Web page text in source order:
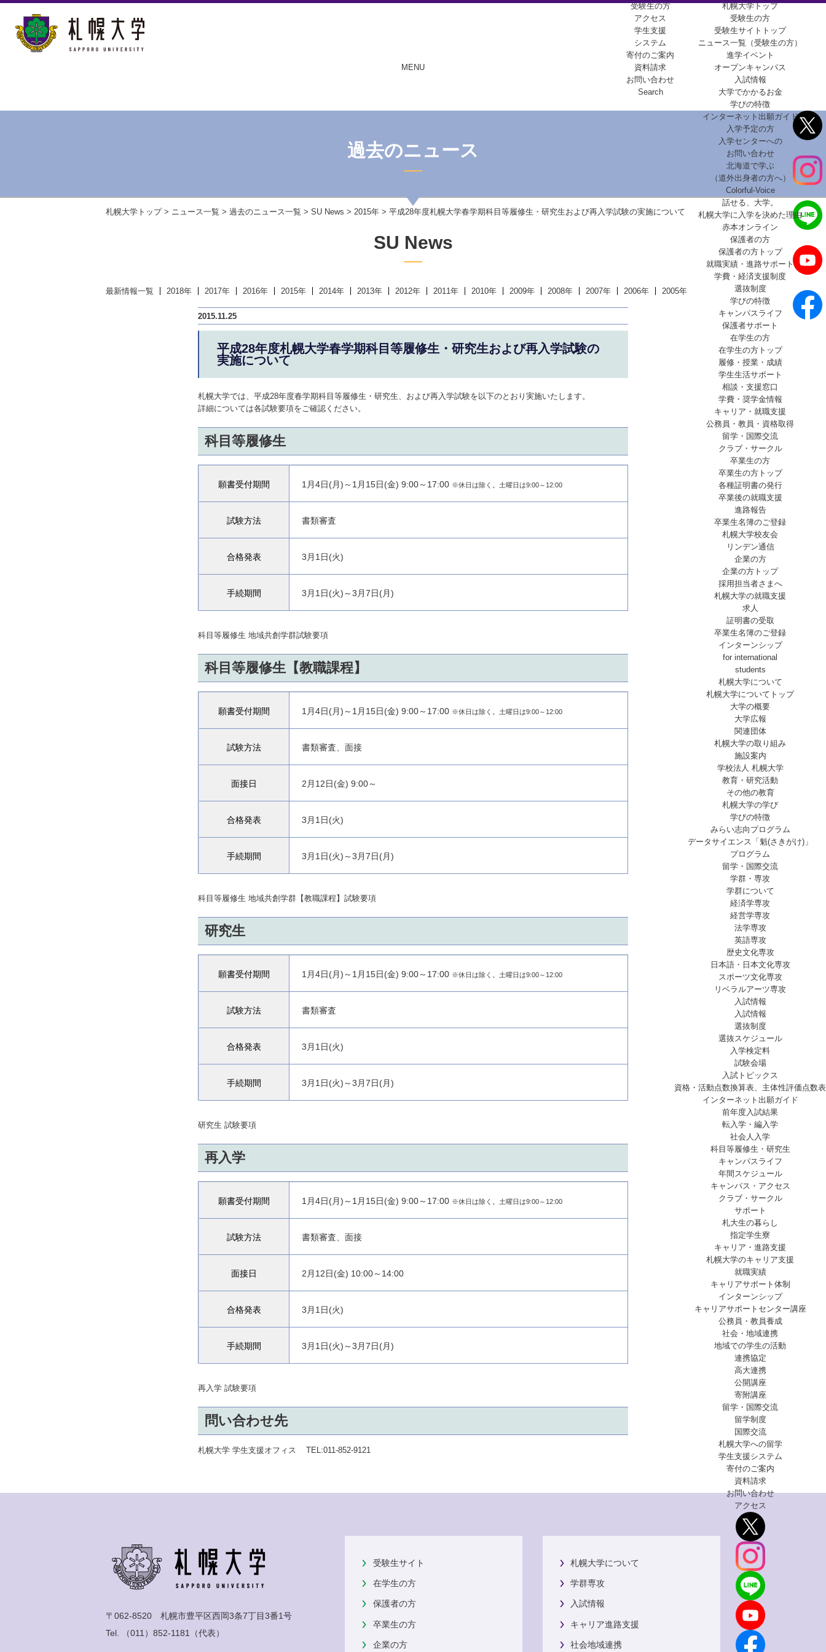
MENU
受験生の方
アクセス
学生支援
システム
寄付のご案内
資料請求
お問い合わせ
Search
札幌大学トップ
受験生の方
受験生サイトトップ
ニュース一覧（受験生の方）
進学イベント
オープンキャンパス
入試情報
大学でかかるお金
学びの特徴
インターネット出願ガイド
入学予定の方
入学センターへの
お問い合わせ
北海道で学ぶ
（道外出身者の方へ）
Colorful-Voice
話せる、大学。
札幌大学に入学を決めた理由
赤本オンライン
保護者の方
保護者の方トップ
就職実績・進路サポート
学費・経済支援制度
選抜制度
学びの特徴
キャンパスライフ
保護者サポート
在学生の方
在学生の方トップ
履修・授業・成績
学生生活サポート
相談・支援窓口
学費・奨学金情報
キャリア・就職支援
公務員・教員・資格取得
留学・国際交流
クラブ・サークル
卒業生の方
卒業生の方トップ
各種証明書の発行
卒業後の就職支援
進路報告
卒業生名簿のご登録
札幌大学校友会
リンデン通信
企業の方
企業の方トップ
採用担当者さまへ
札幌大学の就職支援
求人
証明書の受取
卒業生名簿のご登録
インターンシップ
for international
students
札幌大学について
札幌大学についてトップ
大学の概要
大学広報
関連団体
札幌大学の取り組み
施設案内
学校法人 札幌大学
教育・研究活動
その他の教育
札幌大学の学び
学びの特徴
みらい志向プログラム
データサイエンス「魁(さきがけ)」
プログラム
留学・国際交流
学群・専攻
学群について
経済学専攻
経営学専攻
法学専攻
英語専攻
歴史文化専攻
日本語・日本文化専攻
スポーツ文化専攻
リベラルアーツ専攻
入試情報
入試情報
選抜制度
選抜スケジュール
入学検定料
試験会場
入試トピックス
資格・活動点数換算表、主体性評価点数表
インターネット出願ガイド
前年度入試結果
転入学・編入学
社会人入学
科目等履修生・研究生
キャンパスライフ
年間スケジュール
キャンパス・アクセス
クラブ・サークル
サポート
札大生の暮らし
指定学生寮
キャリア・進路支援
札幌大学のキャリア支援
就職実績
キャリアサポート体制
インターンシップ
キャリアサポートセンター講座
公務員・教員養成
社会・地域連携
地域での学生の活動
連携協定
高大連携
公開講座
寄附講座
留学・国際交流
留学制度
国際交流
札幌大学への留学
学生支援システム
寄付のご案内
資料請求
お問い合わせ
アクセス
過去のニュース
札幌大学トップ> ニュース一覧 > 過去のニュース一覧 > SU News > 2015年 > 平成28年度札幌大学春学期科目等履修生・研究生および再入学試験の実施について
SU News
最新情報一覧 2018年 2017年 2016年 2015年 2014年 2013年 2012年 2011年 2010年 2009年 2008年 2007年 2006年 2005年
2015.11.25
平成28年度札幌大学春学期科目等履修生・研究生および再入学試験の
実施について
札幌大学では、平成28年度春学期科目等履修生・研究生、および再入学試験を以下のとおり実施いたします。
詳細については各試験要項をご確認ください。
科目等履修生
願書受付期間 1月4日(月)～1月15日(金) 9:00～17:00 ※休日は除く。土曜日は9:00～12:00
試験方法 書類審査
合格発表 3月1日(火)
手続期間 3月1日(火)～3月7日(月)
科目等履修生 地域共創学群試験要項
科目等履修生【教職課程】
願書受付期間 1月4日(月)～1月15日(金) 9:00～17:00 ※休日は除く。土曜日は9:00～12:00
試験方法 書類審査、面接
面接日 2月12日(金) 9:00～
合格発表 3月1日(火)
手続期間 3月1日(火)～3月7日(月)
科目等履修生 地域共創学群【教職課程】試験要項
研究生
願書受付期間 1月4日(月)～1月15日(金) 9:00～17:00 ※休日は除く。土曜日は9:00～12:00
試験方法 書類審査
合格発表 3月1日(火)
手続期間 3月1日(火)～3月7日(月)
研究生 試験要項
再入学
願書受付期間 1月4日(月)～1月15日(金) 9:00～17:00 ※休日は除く。土曜日は9:00～12:00
試験方法 書類審査、面接
面接日 2月12日(金) 10:00～14:00
合格発表 3月1日(火)
手続期間 3月1日(火)～3月7日(月)
再入学 試験要項
問い合わせ先
札幌大学 学生支援オフィス TEL:011-852-9121
〒062-8520 札幌市豊平区西岡3条7丁目3番1号
Tel.
（011）852-1181 （代表）
受験生サイト
在学生の方
保護者の方
卒業生の方
企業の方
札幌大学について
学群専攻
入試情報
キャリア進路支援
社会地域連携